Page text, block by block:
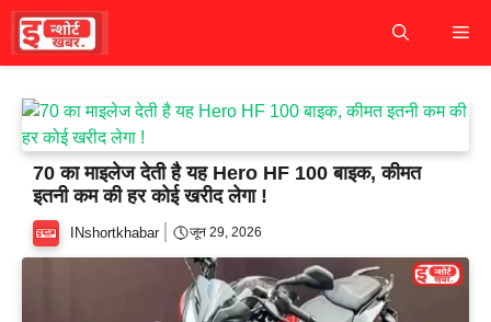
Skip
content
70 का माइलेज देती है यह Hero HF 100 बाइक, कीमत
इतनी कम की हर कोई खरीद लेगा !
INshortkhabar जून 29, 2026